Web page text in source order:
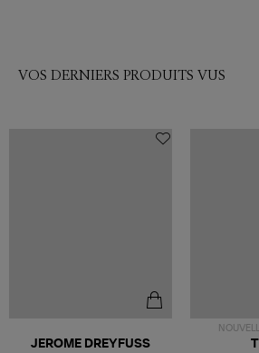
VOS DERNIERS PRODUITS VUS
JEROME DREYFUSS